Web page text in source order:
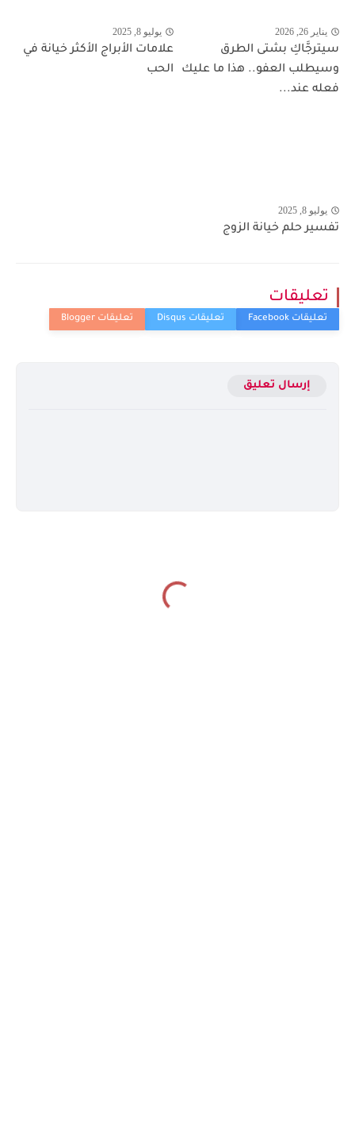
يناير 26, 2026
سيترجَّاكِ بشتى الطرق
وسيطلب العفو.. هذا ما عليك
فعله عند...
يوليو 8, 2025
علامات الأبراج الأكثر خيانة في
الحب
يوليو 8, 2025
تفسير حلم خيانة الزوج
تعليقات
إرسال تعليق